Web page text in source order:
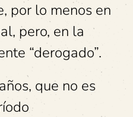
por lo menos en
pero, en la
“derogado”.
que no es